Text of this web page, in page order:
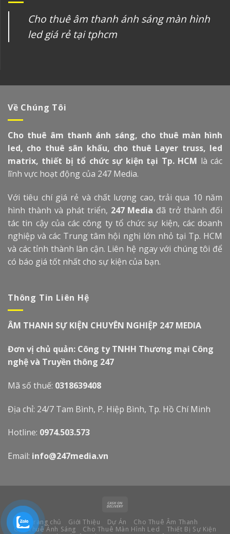
Cho thuê âm thanh ánh sáng màn hình
led giá rẻ tại tphcm
Về Chúng Tôi
Cho thuê âm thanh ánh sáng, cho thuê màn hình
led, cho thuê sân khấu, cho thuê Layer truss, led
matrix, thiết bị tổ chức sự kiện tại Tp. HCM là các
lĩnh vực hoạt động của 247 Media.
Với tiêu chí giá rẻ và chất lượng cao, trải qua 10 năm
hình thành và phát triển, 247 Media đã trở thành đối
tác tin cậy của các công ty tổ chức sự kiện, các doanh
nghiệp và các Trung tâm hội nghị lớn nhỏ tại Tp. HCM
và các tỉnh thành lân cận. Liên hệ ngay với chúng tôi để
có báo giá tốt nhất cho sự kiện của bạn.
Thông Tin Liên Hệ
ÂM THANH SỰ KIỆN CHUYÊN NGHIỆP 247 MEDIA
Đơn vị chủ quản: Công ty TNHH Thương mại Công
nghệ và Truyền thông 247
Mã số thuế: 0318639408
Địa chỉ: 24/7 Tam Bình, P. Hiệp Bình, Tp. Hồ Chí Minh
Hotline: 0974.503.573
Email: info@247media.vn
Trang chủ Giới Thiệu Dự Án
Cho Thuê Âm Thanh
Cho Thuê Ánh Sáng
Cho Thuê Màn Hình Led
Thiết Bị Sự Kiện